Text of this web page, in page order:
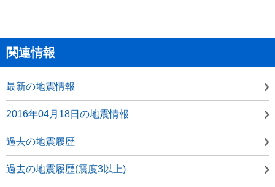
関連情報
最新の地震情報
2016年04月18日の地震情報
過去の地震履歴
過去の地震履歴(震度3以上)